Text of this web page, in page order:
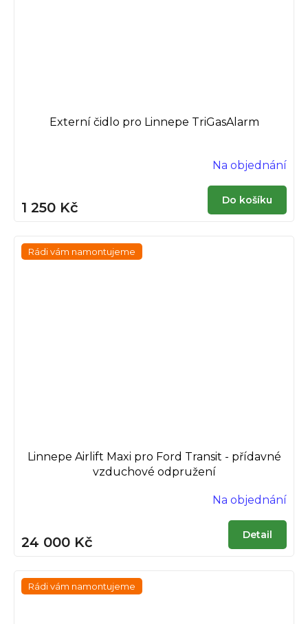
Externí čidlo pro Linnepe TriGasAlarm
Na objednání
1 250 Kč Do košíku
Rádi vám namontujeme
Linnepe Airlift Maxi pro Ford Transit - přídavné
vzduchové odpružení
Na objednání
24 000 Kč Detail
Rádi vám namontujeme